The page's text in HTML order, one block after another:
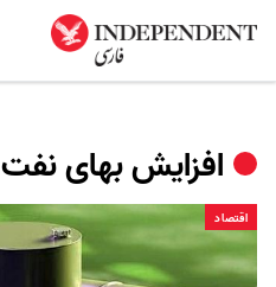
افزایش بهای نفت
اقتصاد